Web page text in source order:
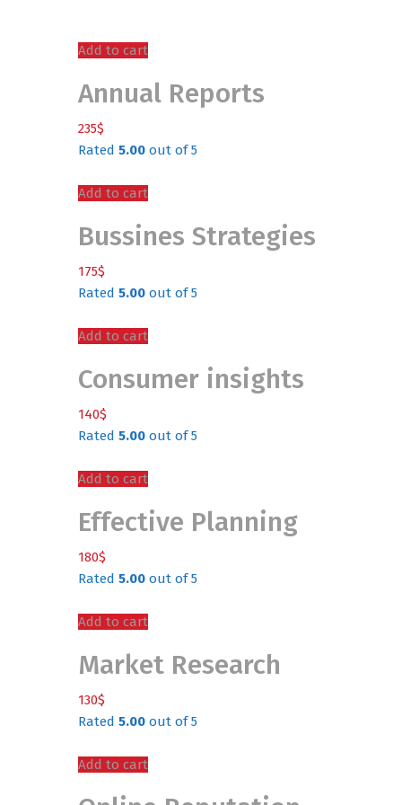
Add to cart
Annual Reports
235$
Rated 5.00 out of 5
Add to cart
Bussines Strategies
175$
Rated 5.00 out of 5
Add to cart
Consumer insights
140$
Rated 5.00 out of 5
Add to cart
Effective Planning
180$
Rated 5.00 out of 5
Add to cart
Market Research
130$
Rated 5.00 out of 5
Add to cart